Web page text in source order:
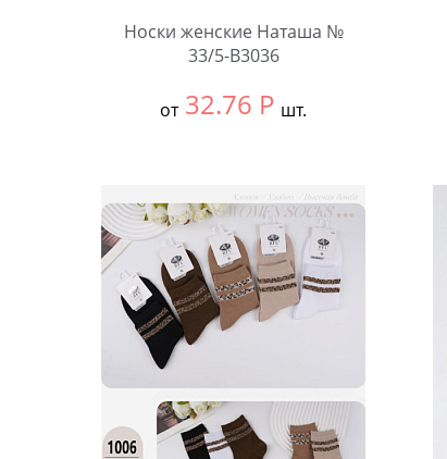
Носки женские Наташа №
33/5-B3036
от 32.76 Р шт.
10 шт.
Количество: